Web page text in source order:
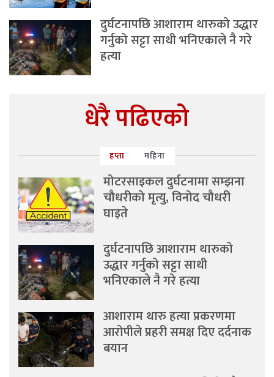
दुर्घटनापछि आशाराम थारुको उद्धार
गर्नुको सट्टा साथी भनिएकाले नै गरे
हत्या
धेरै पढिएको
हप्ता महिना
मोटरसाइकल दुर्घटनामा सम्झना
चौधरीको मृत्यु, विनोद चौधरी
घाइते
दुर्घटनापछि आशाराम थारुको
उद्धार गर्नुको सट्टा साथी
भनिएकाले नै गरे हत्या
आशाराम थारु हत्या प्रकरणमा
आरोपीले प्रहरी समक्ष दिए दर्दनाक
बयान